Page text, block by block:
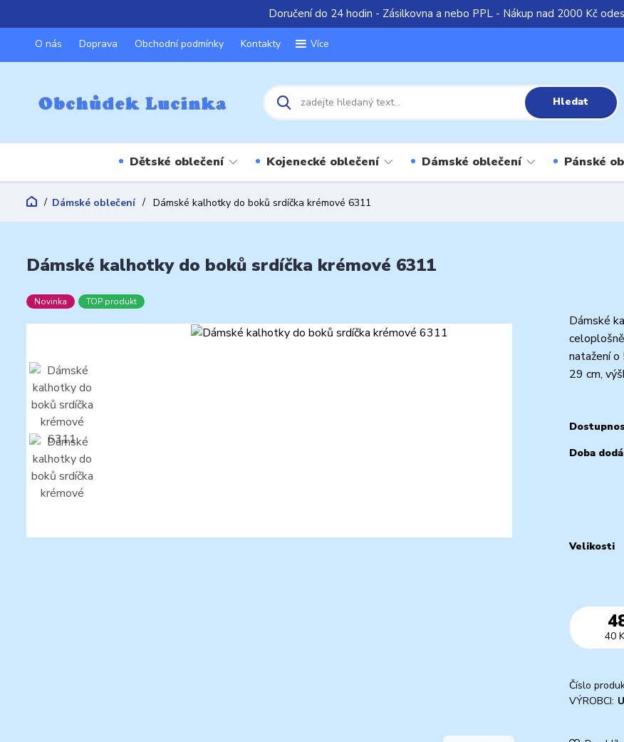
Doručení do 24 hodin - Zásilkovna a nebo PPL - Nákup nad 2000 Kč
O nás Doprava Obchodní podmínky Kontakty Více
Hledat
Dětské oblečení Kojenecké oblečení Dámské oblečení Pánské
Dámské oblečení Dámské kalhotky do boků srdíčka krémové 6311
Dámské kalhotky do boků srdíčka krémové 6311
Novinka TOP produkt
Dámské
natažení
29 cm,
Doba
Velikosti
40
Číslo
VÝROBCI: